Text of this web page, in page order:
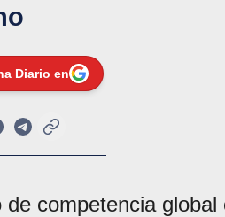
Diario en
de competencia